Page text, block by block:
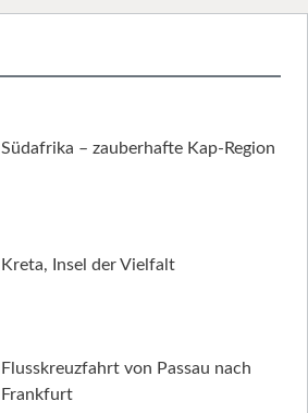
Südafrika – zauberhafte Kap-Region
Kreta, Insel der Vielfalt
Flusskreuzfahrt von Passau nach
Frankfurt